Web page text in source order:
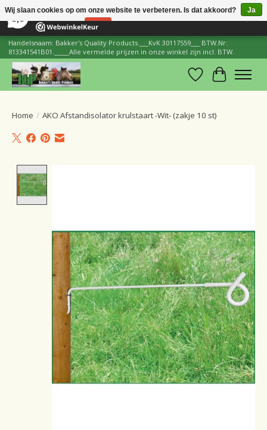
206 Reviews ×
Handelsnaam: Bakker's Quality Products.___KvK 30117559___ BTW.Nr:
813341541B01._____Alle vermelde prijzen in onze winkel zijn incl. BTW.
Verlanglijst
Home / AKO Afstandisolator krulstaart -Wit- (zakje 10 st)
Wij slaan cookies op om onze website te verbeteren. Is dat akkoord?
Ja
Nee